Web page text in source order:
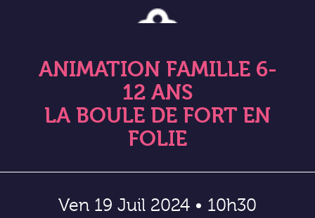
ANIMATION FAMILLE 6-
12 ANS
LA BOULE DE FORT EN
FOLIE
Ven 19 Juil 2024 • 10h30